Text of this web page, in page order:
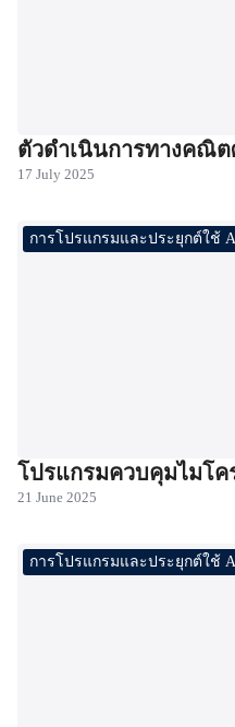
ตัวดำเนินการทางคณิ
17 July 2025
การโปรแกรมและประยุกต์ใช้
โปรแกรมควบคุมไมโค
21 June 2025
การโปรแกรมและประยุกต์ใช้